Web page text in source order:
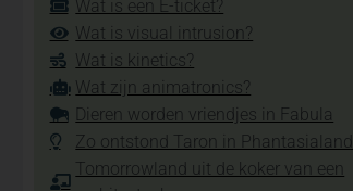
Wat is een E-ticket?
Wat is visual intrusion?
Wat is kinetics?
Wat zijn animatronics?
Dieren worden vriendjes in Fabula
Zo ontstond Taron in Phantasialand
Tomorrowland uit de koker van een